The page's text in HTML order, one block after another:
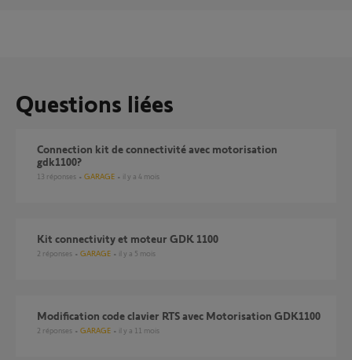
Questions liées
Connection kit de connectivité avec motorisation
gdk1100?
13 réponses GARAGE il y a 4 mois
Kit connectivity et moteur GDK 1100
2 réponses GARAGE il y a 5 mois
Modification code clavier RTS avec Motorisation GDK1100
2 réponses GARAGE il y a 11 mois